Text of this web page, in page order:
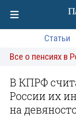
Статьи
Все о пенсиях в
В КПРФ
России их
на